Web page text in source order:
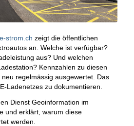
strom.ch zeigt die öffentlichen
an. Welche ist verfügbar?
aus? Und welchen
Kennzahlen zu diesen
regelmässig ausgewertet. Das
Ladenetzes zu dokumentieren.
Dienst Geoinformation im
und erklärt, warum diese
werden.